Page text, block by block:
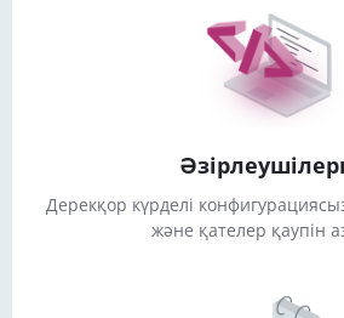
Дерекқор күрделі
және қателер қаупін